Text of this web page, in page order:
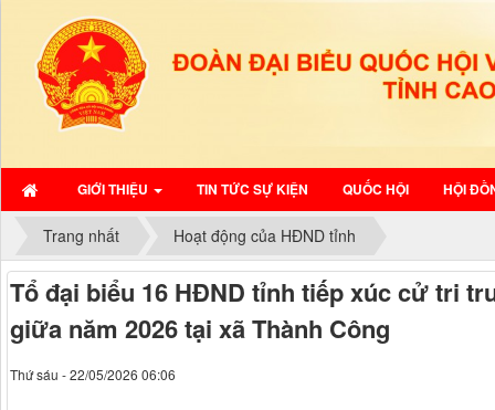
GIỚI THIỆU TIN TỨC SỰ KIỆN QUỐC HỘI HỘI
Trang nhất Hoạt động của HĐND tỉnh
Tổ đại biểu 16 HĐND tỉnh tiếp xúc cử tri
giữa năm 2026 tại xã Thành Công
Thứ sáu - 22/05/2026 06:06